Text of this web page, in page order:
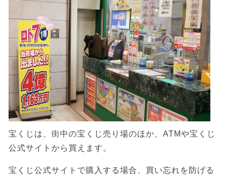
宝くじは、街中の宝くじ売り場のほか、ATMや宝くじ
公式サイトから買えます。
宝くじ公式サイトで購入する場合、買い忘れを防げる